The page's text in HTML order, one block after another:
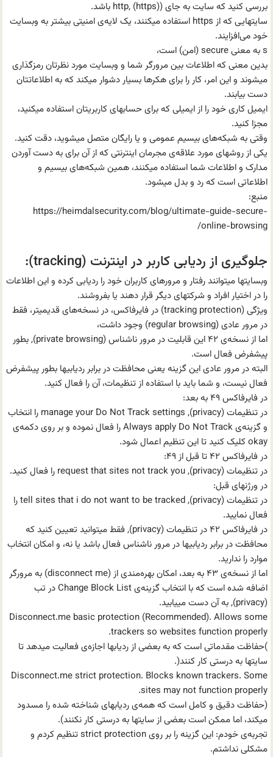
بررسی کنید که سایت به جای (http, (https) باشد.
سایتهایی که از https استفاده میکنند، یک لایه‌ی امنیتی بیشتر به وبسایت
خود می‌افزایند.
s به معنی secure (امن) است،
بدین معنی که اطلاعات بین مرورگر شما و وبسایت مورد نظرتان رمزگذاری
میشوند و این امر، کار را برای هکرها بسیار دشوار میکند که به اطلاعاتتان
دست بیابند.
ایمیل کاری خود را از ایمیلی که برای حسابهای کاربریتان استفاده میکنید،
مجزا کنید.
وقتی به شبکه‌های بیسیم عمومی و یا رایگان متصل میشوید، دقت کنید.
یکی از روشهای مورد علاقه‌ی مجرمان اینترنتی که از آن برای به دست آوردن
مدارک و اطلاعات شما استفاده میکنند، همین شبکه‌های بیسیم و
اطلاعاتی است که رد و بدل میشود.
منبع:
https://heimdalsecurity.com/blog/ultimate-guide-secure-
online-browsing/
جلوگیری از ردیابی کاربر در اینترنت (tracking):
وبسایتها میتوانند رفتار و مرورهای کاربران خود را ردیابی کرده و این اطلاعات
را در اختیار افراد و شرکتهای دیگر قرار دهند یا بفروشند.
ویژگی (tracking protection) در فایرفاکس، در نسخه‌های قدیمیتر، فقط
در مرور عادی (regular browsing) وجود داشت،
اما از نسخه‌ی ۴۲ این قابلیت در مرور ناشناس (private browsing), بطور
پیشفرض فعال است.
البته در مرور عادی این گزینه یعنی محافظت در برابر ردیابیها بطور پیشفرض
فعال نیست، و شما باید با استفاده از تنظیمات، آن را فعال کنید.
در فایرفاکس ۴۹ به بعد:
در تنظیمات (privacy), manage your Do Not Track settings را انتخاب
و گزینه‌ی Always apply Do Not Track را فعال نموده و بر روی دکمه‌ی
okay کلیک کنید تا این تنظیم اعمال شود.
در فایرفاکس ۴۲ تا قبل از ۴۹:
در تنظیمات (privacy), request that sites not track you را فعال کنید.
در ورژنهای قبل:
در تنظیمات (privacy), tell sites that i do not want to be tracked را
فعال نمایید.
در فایرفاکس ۴۲ در تنظیمات (privacy), فقط میتوانید تعیین کنید که
محافظت در برابر ردیابیها در مرور ناشناس فعال باشد یا نه، و امکان انتخاب
موارد را ندارید.
اما از نسخه‌ی ۴۳ به بعد، امکان بهره‌مندی از (disconnect me) به مرورگر
اضافه شده است که با انتخاب گزینه‌ی Change Block List در تب
(privacy), به آن دست مییابید.
Disconnect.me basic protection (Recommended). Allows some
trackers so websites function properly.
)حفاظت مقدماتی است که به بعضی از ردیابها اجازه‌ی فعالیت میدهد تا
سایتها به درستی کار کنند(.
Disconnect.me strict protection. Blocks known trackers. Some
sites may not function properly.
(حفاظت دقیق و کامل است که همه‌ی ردیابهای شناخته شده را مسدود
میکند، اما ممکن است بعضی از سایتها به درستی کار نکنند).
تجربه‌ی خودم: این گزینه را بر روی strict protection تنظیم کردم و
مشکلی نداشتم.